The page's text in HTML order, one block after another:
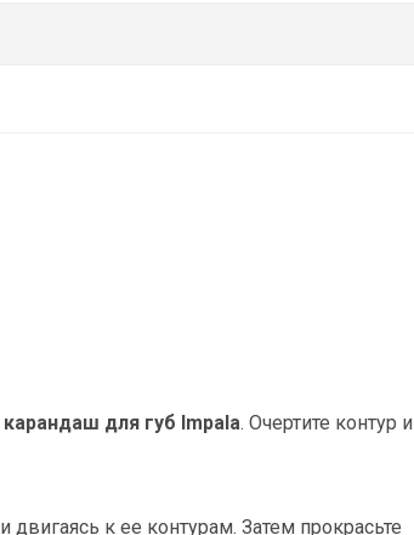
карандаш для губ Impala. Очертите контур и
и двигаясь к ее контурам. Затем прокрасьте